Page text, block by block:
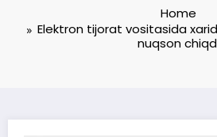
Home
Elektron tijorat vositasida
nuqson